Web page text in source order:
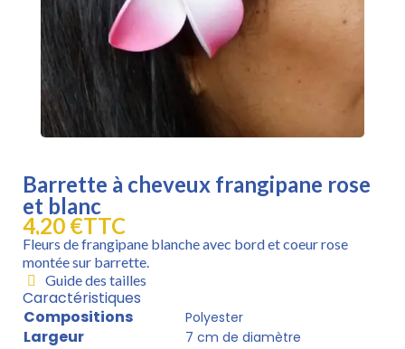
Barrette à cheveux frangipane rose
et blanc
4,20 €TTC
Fleurs de frangipane blanche avec bord et coeur rose
montée sur barrette.
Guide des tailles
Caractéristiques
Compositions
Polyester
Largeur 7 cm de diamètre